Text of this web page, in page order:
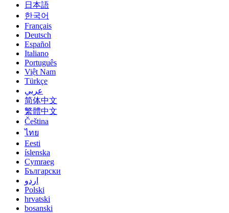
日本語
한국어
Français
Deutsch
Español
Italiano
Português
Việt Nam
Türkçe
عربي
简体中文
繁體中文
Čeština
ไทย
Eesti
íslenska
Cymraeg
Български
اردو
Polski
hrvatski
bosanski